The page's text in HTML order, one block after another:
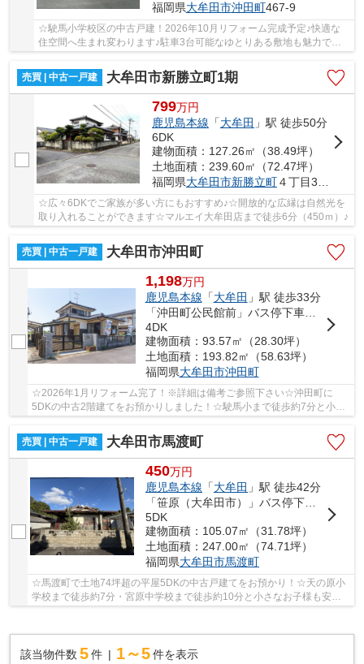
福岡県大牟田市沖田町467-9
☆駛馬小学校区の中古戸建！2026年10月リフォーム完成予定♪快適な
住空間へ生まれ変わります♪駐車3台可能なゆとりある敷地も魅力で
売買 | 中古一戸建
大牟田市新勝立町1期
799万円
鹿児島本線 「大牟田 」駅 徒歩50分
6DK
建物面積：127.26㎡（38.49坪）
土地面積：239.60㎡（72.47坪）
福岡県大牟田市新勝立町４丁目3-43
☆広々6DKでご家族が多い方にもおすすめ♪☆開放的な広縁は自然光を
取り入れることができます☆マルエイ大牟田店まで徒歩6分（450ｍ）♪
売買 | 中古一戸建 大牟田市沖田町
1,198万円
鹿児島本線 「大牟田 」駅 徒歩33分
「沖田町公民館前」バス停下車 徒歩4分
4DK
建物面積：93.57㎡（28.30坪）
土地面積：193.82㎡（58.63坪）
福岡県大牟田市沖田町
☆2026年1月リフォーム完了！※詳細は備考ご参照下さい☆沖田町に
5DKの中古2階建てをお預かりしました！☆駛馬小まで徒歩約7分と小さ
なお子様も安心です！宅峰中エリア！☆カーポート付き！...
売買 | 中古一戸建
大牟田市馬渡町
450万円
鹿児島本線 「大牟田 」駅 徒歩42分
「笹原（大牟田市）」バス停下車 徒歩5分
5DK
建物面積：105.07㎡（31.78坪）
土地面積：247.00㎡（74.71坪）
福岡県大牟田市馬渡町
☆馬渡町で土地74坪超の平屋5DKの中古戸建てをお預かり！☆天の原小
学校まで徒歩約7分・宮原中学校まで徒歩約10分と小さなお子様も安心
です！☆メンテナンスがしやすく 構造を活かした大...
該当物件数 5件 1～5 件を表示